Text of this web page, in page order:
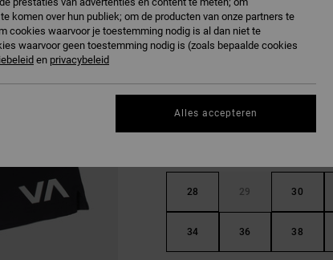
SALE
28 29 30
34 36 38
komen over hun publiek; om de producten van onze partners te
cookies waarvoor je toestemming nodig is al dan niet te
waarvoor geen toestemming nodig is (zoals bepaalde cookies
en privacybeleid
Alles accepteren